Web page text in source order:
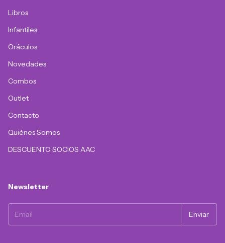
Libros
Infantiles
Oráculos
Novedades
Combos
Outlet
Contacto
Quiénes Somos
DESCUENTO SOCIOS AAC
Newsletter